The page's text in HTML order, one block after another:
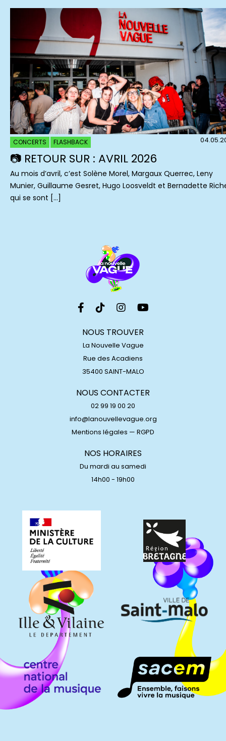
CONCERTS FLASHBACK
📷 RETOUR SUR : AVRIL 2026
Au mois d’avril, c’est Solène Morel, Margaux Querrec, Leny
Munier, Guillaume Gesret, Hugo Loosveldt et Bernadette
qui se sont […]
NOUS TROUVER
La Nouvelle Vague
Rue des Acadiens
35400 SAINT-MALO
NOUS CONTACTER
02 99 19 00 20
info@lanouvellevague.org
Mentions légales — RGPD
NOS HORAIRES
Du mardi au samedi
14h00 - 19h00